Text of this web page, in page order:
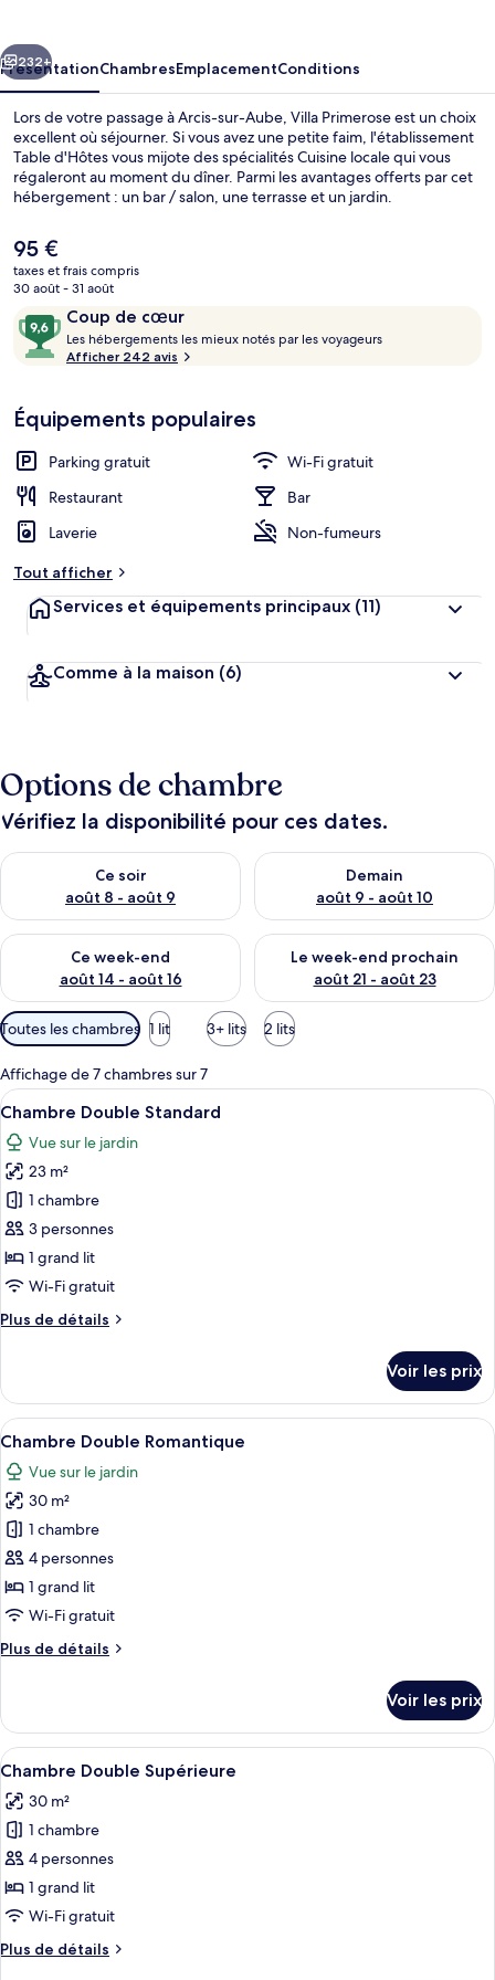
Suivant
232+
PrésentationChambresEmplacementConditions
Lors de votre passage à Arcis-sur-Aube, Villa Primerose est un choix
excellent où séjourner. Si vous avez une petite faim, l'établissement
Table d'Hôtes vous mijote des spécialités Cuisine locale qui vous
régaleront au moment du dîner. Parmi les avantages offerts par cet
hébergement : un bar / salon, une terrasse et un jardin.
Le
prix
actuel
de
95 €.
95 €
taxes et frais compris
30 août - 31 août
Avis
voyageurs
Coup de cœur
9,6
sur
10,
cœur
Les hébergements les mieux notés par les voyageurs
n
x
n
o
é
s
p
e
Afficher 242 avis
Équipements populaires
Parking gratuit
Wi-Fi gratuit
Restaurant
Bar
Laverie
Non-fumeurs
Tout afficher
Services et équipements principaux (11)
Comme à la maison (6)
Options de chambre
Vérifiez la disponibilité pour ces dates.
Ce soir
août 8 - août 9
Vérifier la disponibilité pour ce soir août 8 - août 9
Demain
août 9 - août 10
Vérifier la disponibilité pour
Ce week-end
août 14 - août 16
Vérifier la disponibilité pour ce week-end août 14 - août 16
Le week-end prochain
août 21 - août 23
Vérifier la disponibilité pour
Filtres
disponibles
pour
les
chambres
Toutes les chambres 1 lit 3+ lits 2 lits
Affichage de 7 chambres sur 7
Afficher
toutes
les
photos
pour
ce
type
de
chambre :
Chambre
Une salle de bain avec un lavabo,
7
Chambre Double Standard
Vue sur le jardin
23 m²
1 chambre
3 personnes
1 grand lit
Wi-Fi gratuit
Plus de détails
Plus
le
type
de
chambre
Chambre
Double
Standard
Voir les prix
Afficher
toutes
les
photos
pour
ce
type
de
chambre :
Chambre
Une pièce avec un grand miroir
18
Chambre Double Romantique
Vue sur le jardin
30 m²
1 chambre
4 personnes
1 grand lit
Wi-Fi gratuit
Plus de détails
Plus
le
type
de
Chambre
Double
Romantique
Voir les prix
Afficher
toutes
les
photos
pour
ce
type
chambre :
Une chambre à coucher avec un lit
28
Chambre Double Supérieure
30 m²
1 chambre
4 personnes
1 grand lit
Wi-Fi gratuit
Plus de détails
Plus